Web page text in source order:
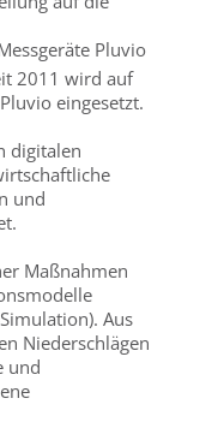
Pluvio
2011 wird auf
eingesetzt.
digitalen
und
Maßnahmen
Aus
Niederschlägen
und